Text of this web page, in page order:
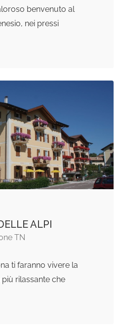
benvenuto al
nei pressi
ALPI
TN
ti faranno vivere la
rilassante che